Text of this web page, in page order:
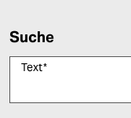
Suche
Text*